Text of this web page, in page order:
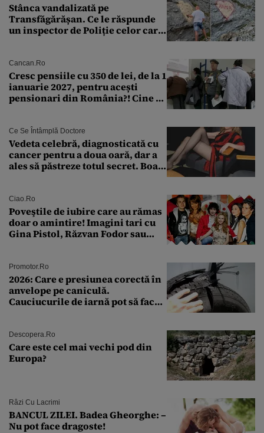
Stânca vandalizată pe
Transfăgărășan. Ce le răspunde
un inspector de Poliție celor care
Cancan.ro
Cresc pensiile cu 350 de lei, de la 1
ianuarie 2027, pentru acești
pensionari din România?! Cine se
Ce Se Întâmplă Doctore
Vedeta celebră, diagnosticată cu
cancer pentru a doua oară, dar a
ales să păstreze totul secret. Boala
Ciao.ro
Poveştile de iubire care au rămas
doar o amintire! Imagini tari cu
Gina Pistol, Răzvan Fodor sau
Promotor.ro
2026: Care e presiunea corectă în
anvelope pe caniculă.
Cauciucurile de iarnă pot să facă
Descopera.ro
Care este cel mai vechi pod din
Europa?
Râzi Cu Lacrimi
BANCUL ZILEI. Badea Gheorghe: –
Nu pot face dragoste!